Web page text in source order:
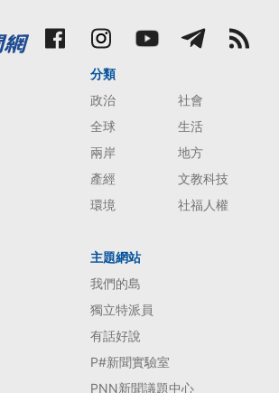
分類
政治
社會
全球
生活
兩岸
地方
產經
文教科技
環境
社福人權
主題網站
我們的島
獨立特派員
有話好說
P#新聞實驗室
PNN新聞議題中心